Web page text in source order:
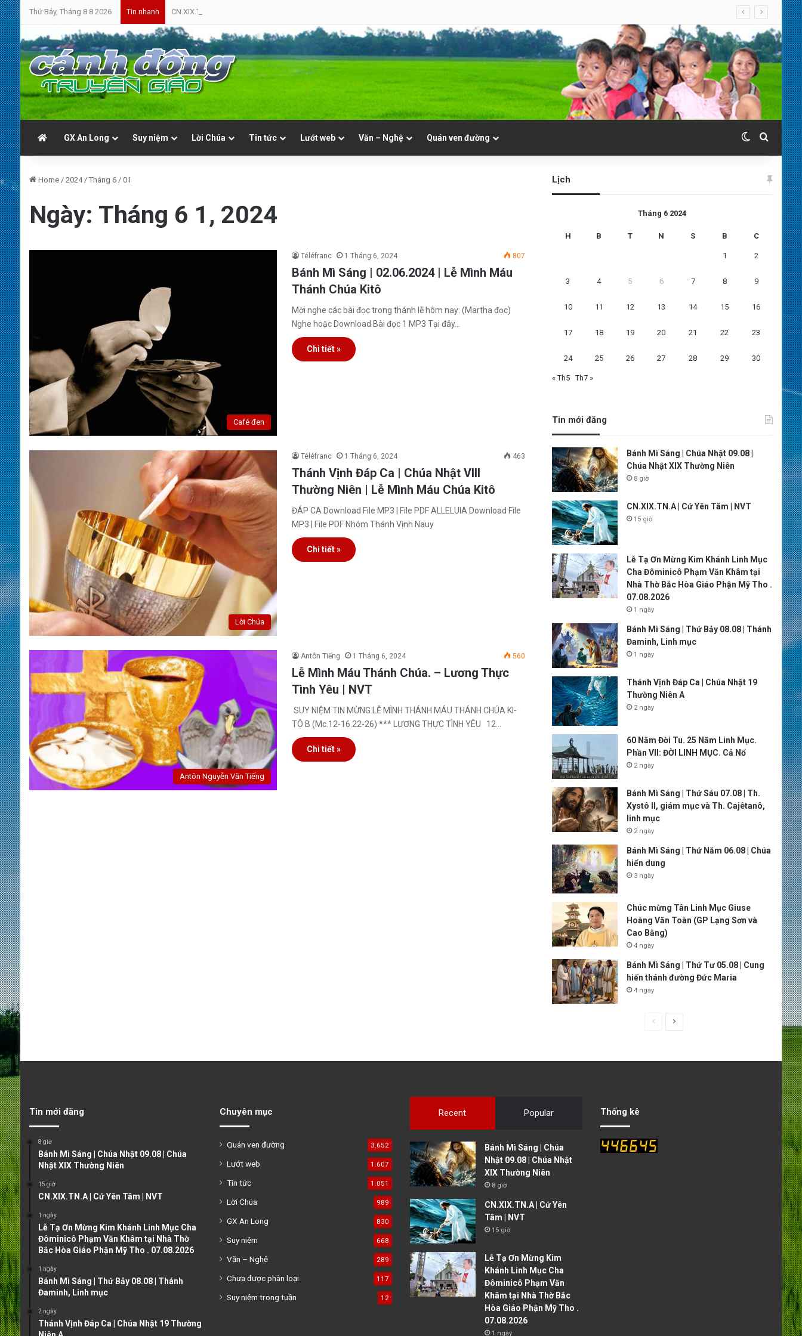
Thứ Bảy, Tháng 8 8 2026 Tin nhanh CN.XIX.TN.A | Cứ Yên Tâm | NVT
GX An Long Suy niệm Lời Chúa Tin tức Lướt web Văn – Nghệ Quán ven đường Switch skin
Search
Home / 2024 / Tháng 6 / 01
Ngày: Tháng 6 1, 2024
Café đen
Téléfranc 1 Tháng 6, 2024 807
Bánh Mì Sáng | 02.06.2024 | Lễ Mình Máu
Thánh Chúa Kitô
Mời nghe các bài đọc trong thánh lễ hôm nay: (Martha đọc)
Nghe hoặc Download Bài đọc 1 MP3 Tại đây…
Chi tiết »
Lời Chúa
Téléfranc 1 Tháng 6, 2024 463
Thánh Vịnh Đáp Ca | Chúa Nhật VIII
Thường Niên | Lễ Mình Máu Chúa Kitô
ĐÁP CA Download File MP3 | File PDF ALLELUIA Download File
MP3 | File PDF Nhóm Thánh Vịnh Nauy
Chi tiết »
Antôn Nguyễn Văn Tiếng
Antôn Tiếng 1 Tháng 6, 2024 560
Lễ Mình Máu Thánh Chúa. – Lương Thực
Tình Yêu | NVT
SUY NIỆM TIN MỪNG LỄ MÌNH THÁNH MÁU THÁNH CHÚA KI-
TÔ B (Mc.12-16.22-26) *** LƯƠNG THỰC TÌNH YÊU 12…
Chi tiết »
Lịch
Tháng 6 2024
H B T N S B C
1 2
3 4 5 6 7 8 9
10 11 12 13 14 15 16
17 18 19 20 21 22 23
24 25 26 27 28 29 30
« Th5 Th7 »
Tin mới đăng
Bánh Mì Sáng | Chúa Nhật 09.08 |
Chúa Nhật XIX Thường Niên
8 giờ
CN.XIX.TN.A | Cứ Yên Tâm | NVT
15 giờ
Lễ Tạ Ơn Mừng Kim Khánh Linh Mục
Cha Đôminicô Phạm Văn Khâm tại
Nhà Thờ Bắc Hòa Giáo Phận Mỹ Tho .
07.08.2026
1 ngày
Bánh Mì Sáng | Thứ Bảy 08.08 | Thánh
Đaminh, Linh mục
1 ngày
Thánh Vịnh Đáp Ca | Chúa Nhật 19
Thường Niên A
2 ngày
60 Năm Đời Tu. 25 Năm Linh Mục.
Phần VII: ĐỜI LINH MỤC. Cả Nổ
2 ngày
Bánh Mì Sáng | Thứ Sáu 07.08 | Th.
Xystô II, giám mục và Th. Cajêtanô,
linh mục
2 ngày
Bánh Mì Sáng | Thứ Năm 06.08 | Chúa
hiển dung
3 ngày
Chúc mừng Tân Linh Mục Giuse
Hoàng Văn Toàn (GP Lạng Sơn và
Cao Bằng)
4 ngày
Bánh Mì Sáng | Thứ Tư 05.08 | Cung
hiến thánh đường Đức Maria
4 ngày
s
p
Tin mới đăng
8 giờ
Bánh Mì Sáng | Chúa Nhật 09.08 | Chúa
Nhật XIX Thường Niên
15 giờ
CN.XIX.TN.A | Cứ Yên Tâm | NVT
1 ngày
Lễ Tạ Ơn Mừng Kim Khánh Linh Mục Cha
Đôminicô Phạm Văn Khâm tại Nhà Thờ
Bắc Hòa Giáo Phận Mỹ Tho . 07.08.2026
1 ngày
Bánh Mì Sáng | Thứ Bảy 08.08 | Thánh
Đaminh, Linh mục
2 ngày
Thánh Vịnh Đáp Ca | Chúa Nhật 19 Thường
Chuyên mục
Quán ven đường 3.652
Lướt web 1.607
Tin tức 1.051
Lời Chúa 989
GX An Long 830
Suy niệm 668
Văn – Nghệ 289
Chưa được phân loại 117
Suy niệm trong tuần 12
Recent Popular
Bánh Mì Sáng | Chúa
Nhật 09.08 | Chúa Nhật
XIX Thường Niên
8 giờ
CN.XIX.TN.A | Cứ Yên
Tâm | NVT
15 giờ
Lễ Tạ Ơn Mừng Kim
Khánh Linh Mục Cha
Đôminicô Phạm Văn
Khâm tại Nhà Thờ Bắc
Hòa Giáo Phận Mỹ Tho .
07.08.2026
1 ngày
Thống kê